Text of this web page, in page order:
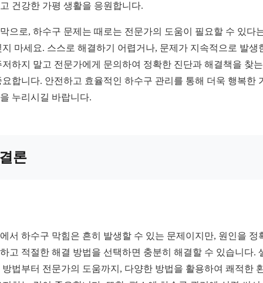
건강한 가평 생활을 응원합니다.
으로, 하수구 문제는 때로는 전문가의 도움이 필요할 수 있다
지 마세요. 스스로 해결하기 어렵거나, 문제가 지속적으로 발생
저하지 말고 전문가에게 문의하여 정확한 진단과 해결책을 찾
요합니다. 안전하고 효율적인 하수구 관리를 통해 더욱 행복한
누리시길 바랍니다.
론
서 하수구 막힘은 흔히 발생할 수 있는 문제이지만, 원인을 정
고 적절한 해결 방법을 선택하면 충분히 해결할 수 있습니다.
방법부터 전문가의 도움까지, 다양한 방법을 활용하여 쾌적한